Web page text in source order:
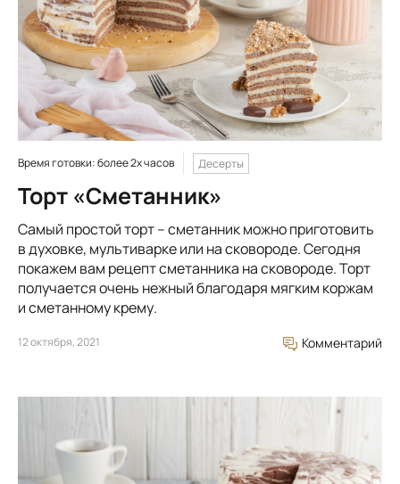
Время готовки: более 2х часов Десерты
Торт «Сметанник»
Самый простой торт – сметанник можно приготовить
в духовке, мультиварке или на сковороде. Сегодня
покажем вам рецепт сметанника на сковороде. Торт
получается очень нежный благодаря мягким коржам
и сметанному крему.
12 октября, 2021 Комментарий